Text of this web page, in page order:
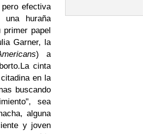
efectiva
una huraña
papel
Garner, la
) a
cinta
citadina en la
buscando
sea
alguna
y joven